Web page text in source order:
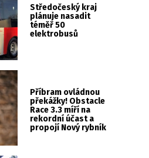
Středočeský kraj
plánuje nasadit
téměř 50
elektrobusů
Příbram ovládnou
překážky! Obstacle
Race 3.3 míří na
rekordní účast a
propojí Nový rybník